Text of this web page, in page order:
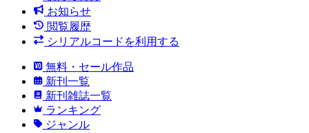
お知らせ
閲覧履歴
シリアルコードを利用する
無料・セール作品
新刊一覧
新刊雑誌一覧
ランキング
ジャンル